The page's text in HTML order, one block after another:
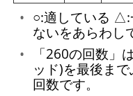
○:適している △:
ないをあらわし
「260の回数」
ッド)を最後ま
回数です。